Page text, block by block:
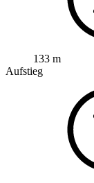
133 m
Aufstieg